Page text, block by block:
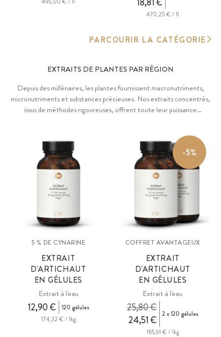
470,25 € / 1l
PARCOURIR LA CATÉGORIE
EXTRAITS DE PLANTES PAR RÉGION
Depuis des millénaires, les plantes fournissent macronutriments,
micronutriments et substances précieuses. Nos extraits concentrés,
issus de méthodes rigoureuses, offrent toute leur puissance
5 % DE CYNARINE
EXTRAIT
D'ARTICHAUT
EN GÉLULES
Extrait à l'eau
12,90 €
120 gélules
174,32 € / 1kg
-5%
COFFRET AVANTAGEUX
EXTRAIT
D'ARTICHAUT
EN GÉLULES
Extrait à l'eau
24,51 €
25,80 € 2 x 120 gélules
165,61 € / 1kg